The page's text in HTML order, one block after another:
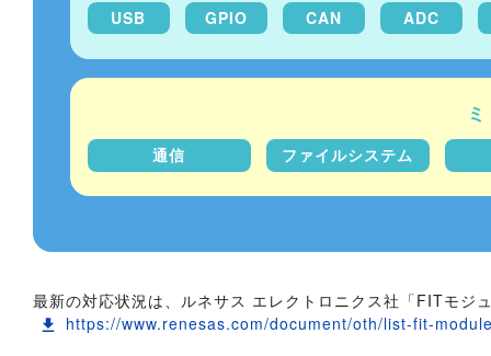
USB GPIO CAN ADC
通信 ファイルシステム
最新の対応状況は、ルネサス エレクトロニクス社「FITモジ
https://www.renesas.com/document/oth/list-fit-